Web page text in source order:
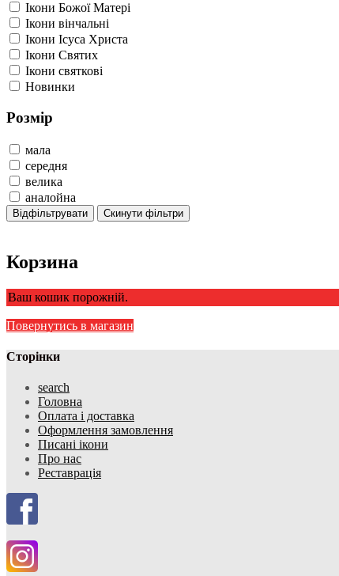
Ікони Божої Матері
Ікони вінчальні
Ікони Ісуса Христа
Ікони Святих
Ікони святкові
Новинки
Розмір
мала
середня
велика
аналойна
Відфільтрувати Скинути фільтри
Корзина
Ваш кошик порожній.
Повернутись в магазин
Сторінки
search
Головна
Оплата і доставка
Оформлення замовлення
Писані ікони
Про нас
Реставрація